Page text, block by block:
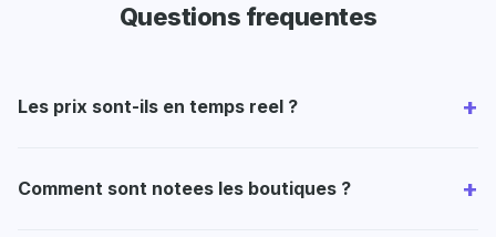
Questions frequentes
Les prix sont-ils en temps reel ? +
Comment sont notees les boutiques ? +